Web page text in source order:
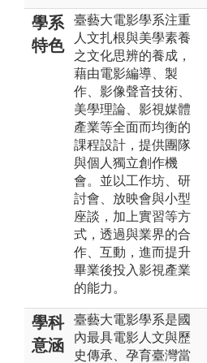
學系
特色
臺藝大電影學系注重
人文扎根與美學素養
之文化思辨的養成，
藉由電影編導、製
作、影像聲音技術、
美學理論、影視媒體
產業等全面而均衡的
課程設計，提供團隊
與個人獨立創作機
會。並以工作坊、研
討會、放映會與小型
座談，加上實習等方
式，透過與業界的合
作、互動，進而提升
畢業後投入影視產業
的能力。
學科
意涵
臺藝大電影學系是國
內最具電影人文與歷
史傳承、孕育臺灣當